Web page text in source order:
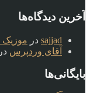
آخرین دیدگاه‌ها
sajjad در موزیک
آقای وردپرس در
بایگانی‌ها